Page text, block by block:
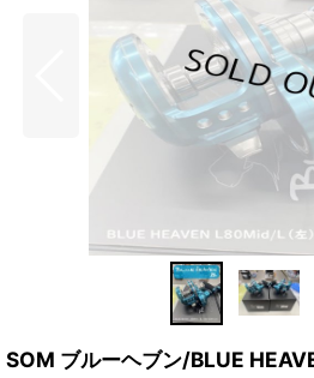
SOM ブルーヘブン/BLUE